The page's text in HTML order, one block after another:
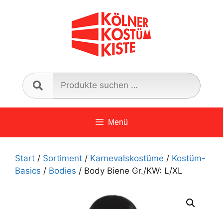
nach:
Menü
Start / Sortiment / Karnevalskostüme / Kostüm-
Basics / Bodies / Body Biene Gr./KW: L/XL